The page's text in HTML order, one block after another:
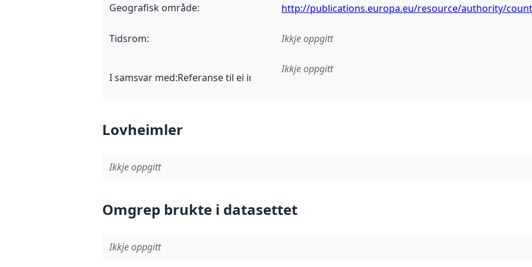
Geografisk område: http://publications.europa.eu/resource/authority/
Tidsrom: Ikkje oppgitt
I samsvar med:Referanse til ei implementeringsregel eller anna spesifikasjon som ligg til
Ikkje oppgitt
Lovheimler
Ikkje oppgitt
Omgrep brukte i datasettet
Ikkje oppgitt